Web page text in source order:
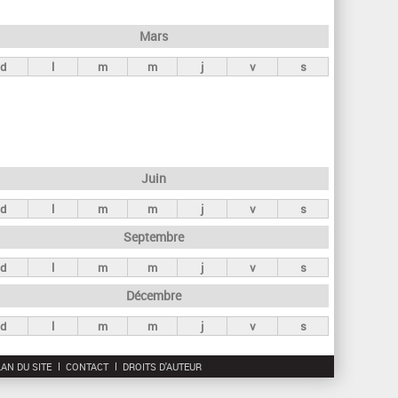
r
c
Mars
d l m m j v s
Juin
d l m m j v s
Septembre
d l m m j v s
Décembre
d l m m j v s
DU SITE CONTACT DROITS D'AUTEUR